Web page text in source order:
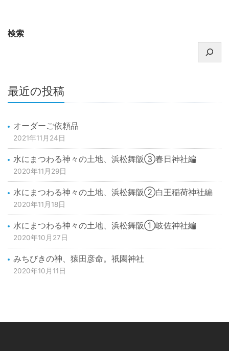
検索
最近の投稿
オーダーご依頼品
2021年11月24日
水にまつわる神々の土地、浜松舞阪③春日神社編
2020年11月29日
水にまつわる神々の土地、浜松舞阪②白王稲荷神社編
2020年11月18日
水にまつわる神々の土地、浜松舞阪①岐佐神社編
2020年10月27日
みちびきの神、猿田彦命。祇園神社
2020年10月11日